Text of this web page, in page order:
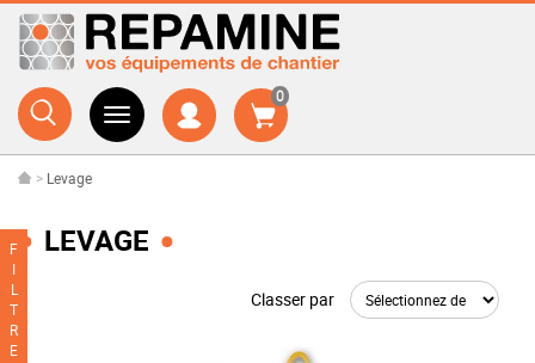
0
F
I
L
T
R
E
> Levage
LEVAGE
Classer par